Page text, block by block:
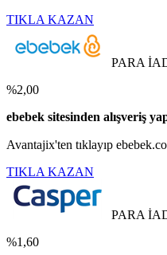
TIKLA KAZAN
PARA
%2,00
ebebek sitesinden alışveriş
Avantajix'ten tıklayıp
TIKLA KAZAN
PARA
%1,60